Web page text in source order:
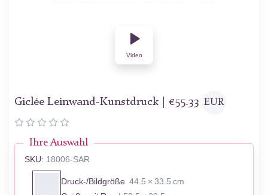
Video
Giclée Leinwand-Kunstdruck | €55.33 EUR
Ihre Auswahl
SKU: 18006-SAR
Druck-/Bildgröße 44.5 × 33.5 cm